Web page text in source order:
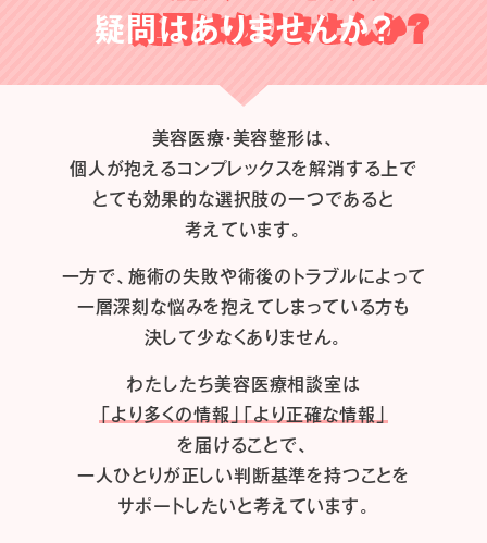
疑問はありませんか？
美容医療・美容整形は、
個人が抱えるコンプレックスを解消する上で
とても効果的な選択肢の一つであると
考えています。
一方で、施術の失敗や術後のトラブルによって
一層深刻な悩みを抱えてしまっている方も
決して少なくありません。
わたしたち美容医療相談室は
「より多くの情報」「より正確な情報」
を届けることで、
一人ひとりが正しい判断基準を持つことを
サポートしたいと考えています。